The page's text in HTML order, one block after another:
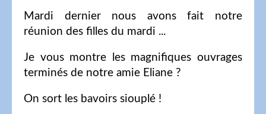
Mardi dernier nous avons fait notre
réunion des filles du mardi ...
Je vous montre les magnifiques ouvrages
terminés de notre amie Eliane ?
On sort les bavoirs siouplé !